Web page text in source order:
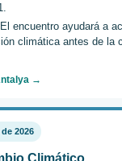
El encuentro ayudará a
climática antes de la
→
2026